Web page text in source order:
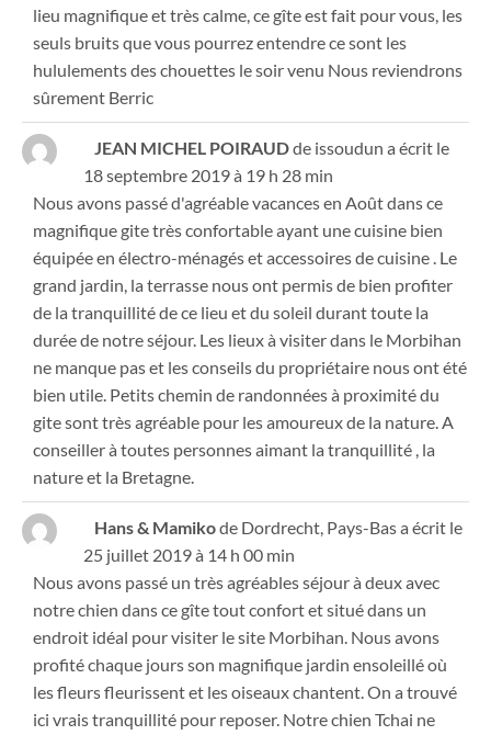
lieu magnifique et très calme, ce gîte est fait pour vous, les
seuls bruits que vous pourrez entendre ce sont les
hululements des chouettes le soir venu Nous reviendrons
sûrement Berric
JEAN MICHEL POIRAUDde issoudun a écrit le
18 septembre 2019à 19 h 28 min
Nous avons passé d'agréable vacances en Août dans ce
magnifique gite très confortable ayant une cuisine bien
équipée en électro-ménagés et accessoires de cuisine . Le
grand jardin, la terrasse nous ont permis de bien profiter
de la tranquillité de ce lieu et du soleil durant toute la
durée de notre séjour. Les lieux à visiter dans le Morbihan
ne manque pas et les conseils du propriétaire nous ont été
bien utile. Petits chemin de randonnées à proximité du
gite sont très agréable pour les amoureux de la nature. A
conseiller à toutes personnes aimant la tranquillité , la
nature et la Bretagne.
Hans & Mamikode Dordrecht, Pays-Basa écrit le
25 juillet 2019à 14 h 00 min
Nous avons passé un très agréables séjour à deux avec
notre chien dans ce gîte tout confort et situé dans un
endroit idéal pour visiter le site Morbihan. Nous avons
profité chaque jours son magnifique jardin ensoleillé où
les fleurs fleurissent et les oiseaux chantent. On a trouvé
ici vrais tranquillité pour reposer. Notre chien Tchai ne